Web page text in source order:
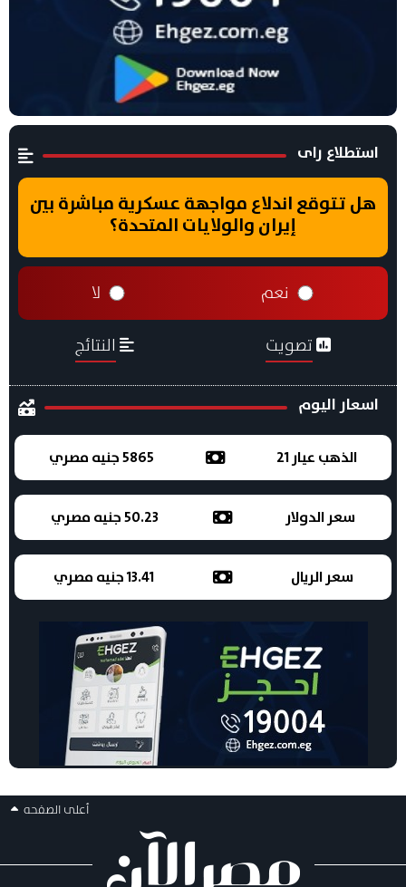
استطلاع راى
هل تتوقع اندلاع مواجهة عسكرية مباشرة بين
إيران والولايات المتحدة؟
نعم لا
تصويت النتائج
اسعار اليوم
الذهب عيار 21 5865 جنيه مصري
سعر الدولار 50.23 جنيه مصري
سعر الريال 13.41 جنيه مصري
أعلى الصفحه